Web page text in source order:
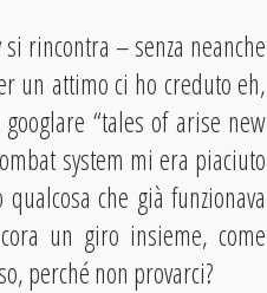
rincontra – senza neanche
un attimo ci ho creduto eh,
“tales of arise new
system mi era piaciuto
che già funzionava
un giro insieme, come
perché non provarci?